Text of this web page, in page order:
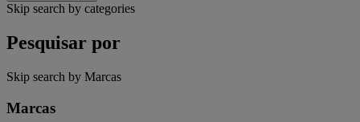
Skip search by categories
Pesquisar por
Skip search by Marcas
Marcas